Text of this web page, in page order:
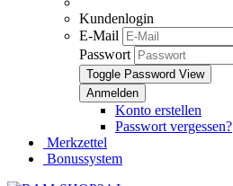
Kundenlogin
E-Mail
Passwort
Toggle Password View
Konto erstellen
Passwort vergessen?
Merkzettel
Bonussystem